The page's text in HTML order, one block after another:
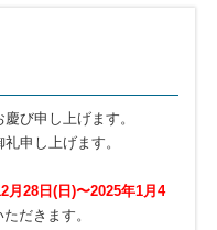
び申し上げます。
申し上げます。
月28日(日)〜2025年1月4
だきます。